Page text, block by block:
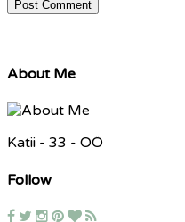
About Me
Katii - 33 - OÖ
Follow